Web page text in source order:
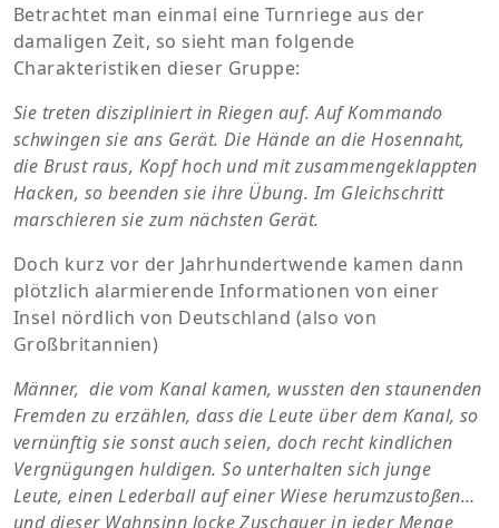
Betrachtet man einmal eine Turnriege aus der
damaligen Zeit, so sieht man folgende
Charakteristiken dieser Gruppe:
Sie treten diszipliniert in Riegen auf. Auf Kommando
schwingen sie ans Gerät. Die Hände an die Hosennaht,
die Brust raus, Kopf hoch und mit zusammengeklappten
Hacken, so beenden sie ihre Übung. Im Gleichschritt
marschieren sie zum nächsten Gerät.
Doch kurz vor der Jahrhundertwende kamen dann
plötzlich alarmierende Informationen von einer
Insel nördlich von Deutschland (also von
Großbritannien)
Männer, die vom Kanal kamen, wussten den staunenden
Fremden zu erzählen, dass die Leute über dem Kanal, so
vernünftig sie sonst auch seien, doch recht kindlichen
Vergnügungen huldigen. So unterhalten sich junge
Leute, einen Lederball auf einer Wiese herumzustoßen…
und dieser Wahnsinn locke Zuschauer in jeder Menge